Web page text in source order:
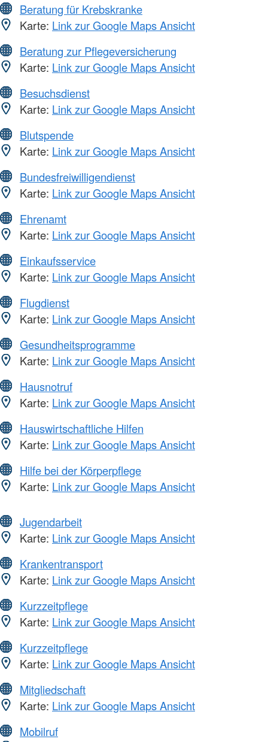
Beratung für Krebskranke
Karte: Link zur Google Maps Ansicht
Beratung zur Pflegeversicherung
Karte: Link zur Google Maps Ansicht
Besuchsdienst
Karte: Link zur Google Maps Ansicht
Blutspende
Karte: Link zur Google Maps Ansicht
Bundesfreiwilligendienst
Karte: Link zur Google Maps Ansicht
Ehrenamt
Karte: Link zur Google Maps Ansicht
Einkaufsservice
Karte: Link zur Google Maps Ansicht
Flugdienst
Karte: Link zur Google Maps Ansicht
Gesundheitsprogramme
Karte: Link zur Google Maps Ansicht
Hausnotruf
Karte: Link zur Google Maps Ansicht
Hauswirtschaftliche Hilfen
Karte: Link zur Google Maps Ansicht
Hilfe bei der Körperpflege
Karte: Link zur Google Maps Ansicht
Jugendarbeit
Karte: Link zur Google Maps Ansicht
Krankentransport
Karte: Link zur Google Maps Ansicht
Kurzzeitpflege
Karte: Link zur Google Maps Ansicht
Kurzzeitpflege
Karte: Link zur Google Maps Ansicht
Mitgliedschaft
Karte: Link zur Google Maps Ansicht
Mobilruf